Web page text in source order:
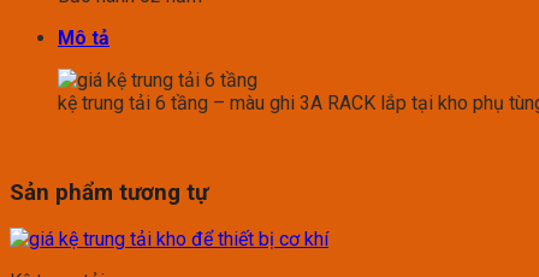
Mô tả
kệ trung tải 6 tầng – màu ghi 3A RACK lắp tại kho phụ
Sản phẩm tương tự